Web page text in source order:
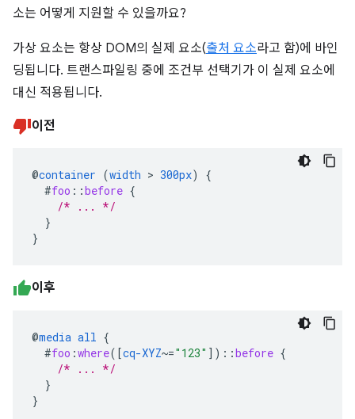
소는 어떻게 지원할 수 있을까요?
가상 요소는 항상 DOM의 실제 요소(출처 요소라고 함)에 바인
딩됩니다. 트랜스파일링 중에 조건부 선택기가 이 실제 요소에
대신 적용됩니다.
이전
@container (width > 300px)
{
#foo ::before {
/* ... */
}
}
이후
@media all {
#foo :where([cq-XYZ~="123" ]) ::before {
/* ... */
}
}